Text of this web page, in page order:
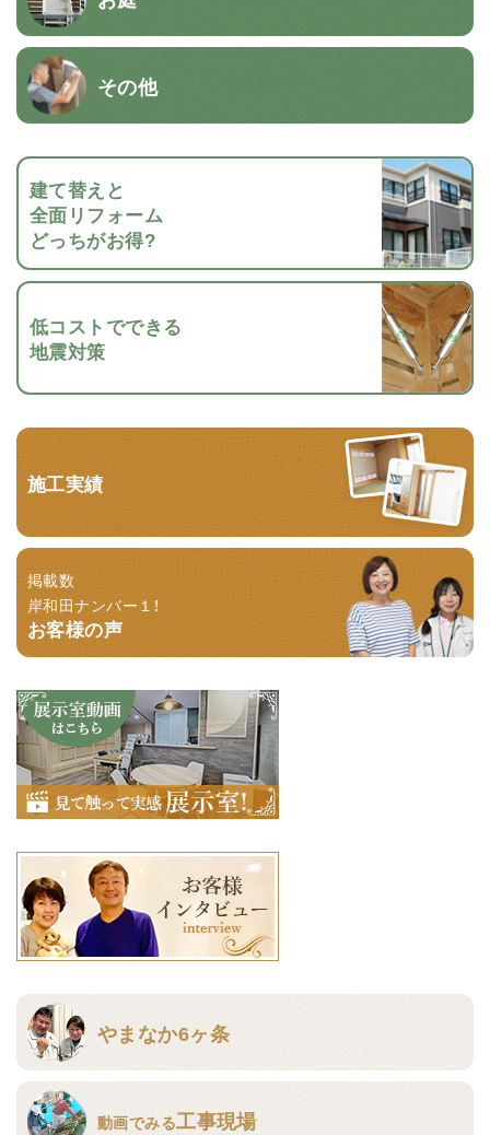
その他
建て替えと
全面リフォーム
どっちがお得?
低コストでできる
地震対策
施工実績
掲載数
岸和田ナンバー１！
お客様の声
やまなか6ヶ条
動画でみる工事現場